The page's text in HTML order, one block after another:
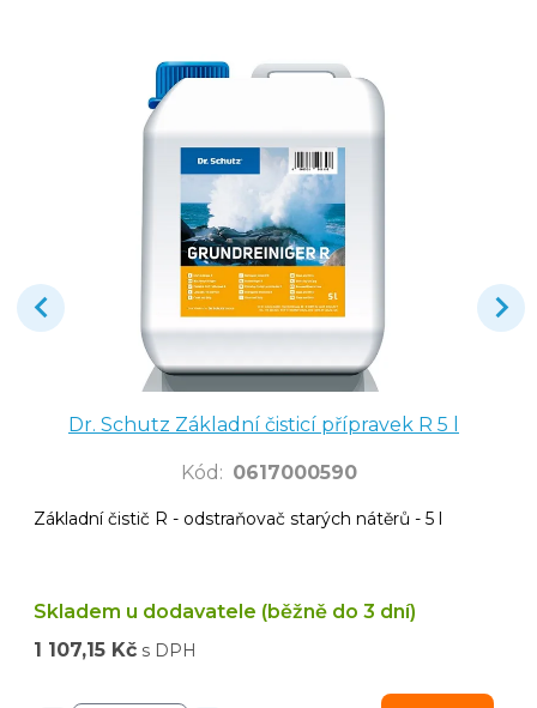
Dr. Schutz Základní čisticí přípravek R 5 l
Kód : 0617000590
Základní čistič R - odstraňovač starých nátěrů - 5 l
Skladem u dodavatele (běžně do 3 dní)
1 107,15 Kč s DPH